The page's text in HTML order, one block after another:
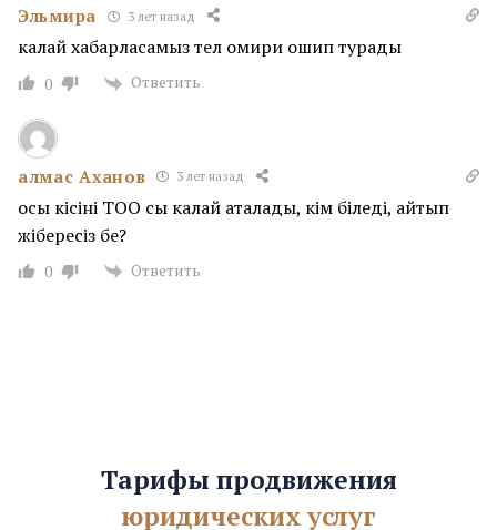
Эльмира 3 лет назад
калай хабарласамыз тел омири ошип турады
0 Ответить
алмас Аханов 3 лет назад
осы кісінің ТОО сы калай аталады, кім біледі, айтып
жібересіз бе?
0 Ответить
Тарифы продвижения
юридических услуг